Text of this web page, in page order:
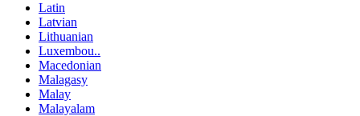
Latin
Latvian
Lithuanian
Luxembou..
Macedonian
Malagasy
Malay
Malayalam